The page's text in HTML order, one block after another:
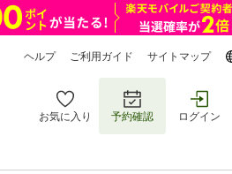
ヘルプ ご利用ガイド サイトマップ
お気に入り 予約確認 ログイン